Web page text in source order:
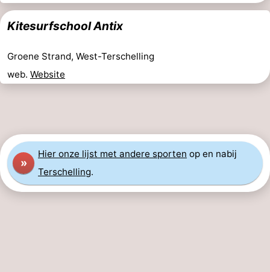
West
Résidence
-
Terschelling
(&
breakfasts)
Campings
Hotels
Kitesurfschool Antix
Groene Strand, West-Terschelling
web. Website
»
Hier onze lijst met andere sporten op en nabij
Terschelling.